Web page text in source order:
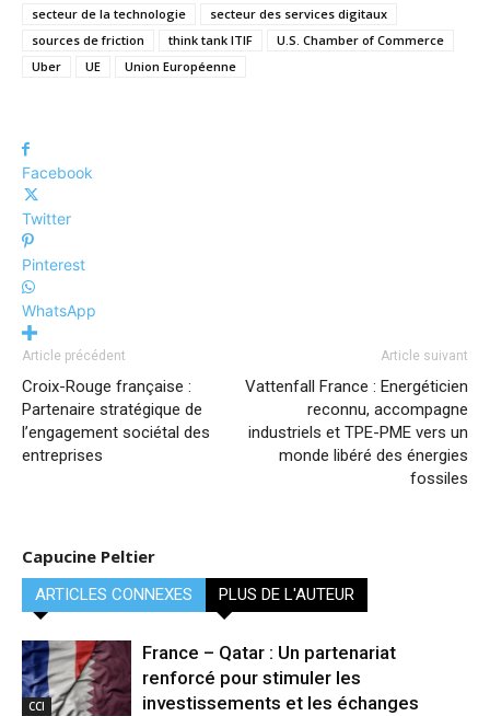
secteur de la technologie
secteur des services digitaux
sources de friction
think tank ITIF
U.S. Chamber of Commerce
Uber
UE Union Européenne
Facebook
Twitter
Pinterest
WhatsApp
Article précédent
Croix-Rouge française :
Partenaire stratégique de
l’engagement sociétal des
entreprises
Article suivant
Vattenfall France : Energéticien
reconnu, accompagne
industriels et TPE-PME vers un
monde libéré des énergies
fossiles
Capucine Peltier
ARTICLES CONNEXES PLUS DE L'AUTEUR
CCI
France – Qatar : Un partenariat
renforcé pour stimuler les
investissements et les échanges